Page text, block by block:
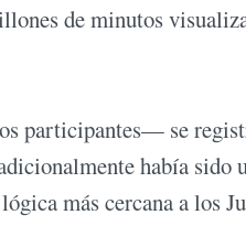
de minutos
participantes— se
había sido
más cercana a los